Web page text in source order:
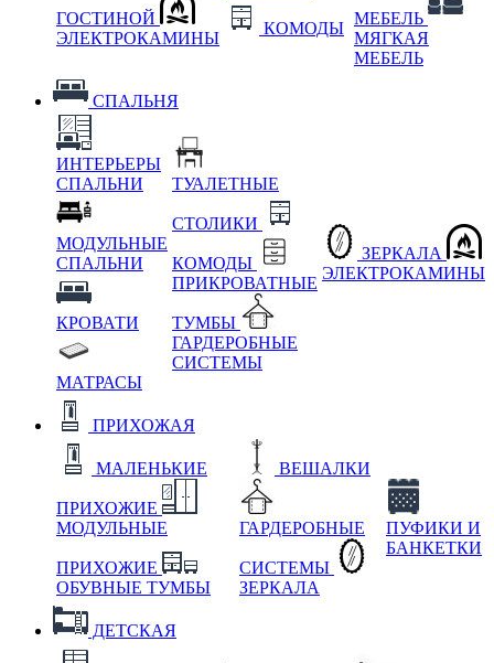
ГОСТИНОЙ
ЭЛЕКТРОКАМИНЫ
КОМОДЫ
МЕБЕЛЬ
МЯГКАЯ
МЕБЕЛЬ
СПАЛЬНЯ
ИНТЕРЬЕРЫ
СПАЛЬНИ
МОДУЛЬНЫЕ
СПАЛЬНИ
КРОВАТИ
МАТРАСЫ
ТУАЛЕТНЫЕ
СТОЛИКИ
КОМОДЫ
ПРИКРОВАТНЫЕ
ТУМБЫ
ГАРДЕРОБНЫЕ
СИСТЕМЫ
ЗЕРКАЛА
ЭЛЕКТРОКАМИНЫ
ПРИХОЖАЯ
МАЛЕНЬКИЕ
ПРИХОЖИЕ
МОДУЛЬНЫЕ
ПРИХОЖИЕ
ОБУВНЫЕ ТУМБЫ
ВЕШАЛКИ
ГАРДЕРОБНЫЕ
СИСТЕМЫ
ЗЕРКАЛА
ПУФИКИ И
БАНКЕТКИ
ДЕТСКАЯ